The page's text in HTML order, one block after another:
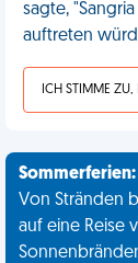
sagte,
auftreten
Von Stränden
auf eine Reise